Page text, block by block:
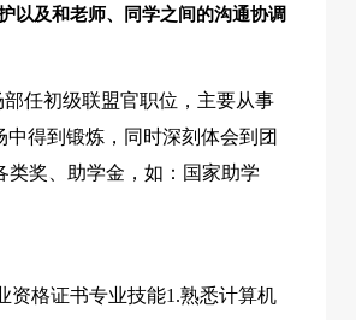
以及和老师、同学之间的沟通协调
任初级联盟官职位，主要从事
得到锻炼，同时深刻体会到团
类奖、助学金，如：国家助学
资格证书专业技能1.熟悉计算机